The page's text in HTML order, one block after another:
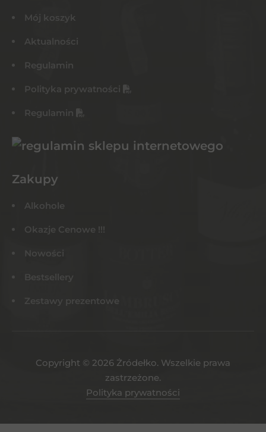
Mój koszyk
Aktualności
Regulamin
Polityka prywatności
Regulamin
Zakupy
Alkohole
Okazje Cenowe !!!
Nowości
Bestsellery
Zestawy prezentowe
Copyright © 2026 Żródełko. Wszelkie prawa
zastrzeżone.
Polityka prywatności